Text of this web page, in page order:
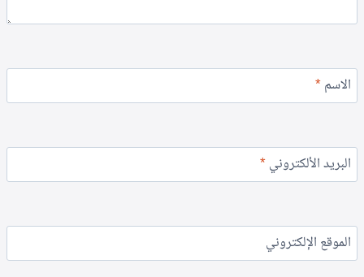
الاسم*
البريد الألكتروني*
الموقع الإلكتروني